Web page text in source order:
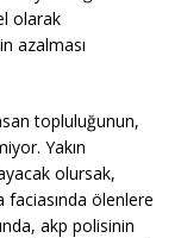
olarak
azalması
topluluğunun,
Yakın
olursak,
faciasında ölenlere
akp polisinin